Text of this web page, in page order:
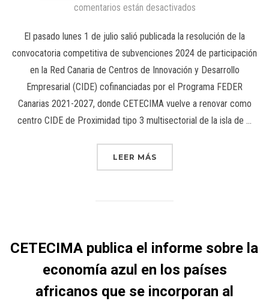
comentarios están desactivados
El pasado lunes 1 de julio salió publicada la resolución de la
convocatoria competitiva de subvenciones 2024 de participación
en la Red Canaria de Centros de Innovación y Desarrollo
Empresarial (CIDE) cofinanciadas por el Programa FEDER
Canarias 2021-2027, donde CETECIMA vuelve a renovar como
centro CIDE de Proximidad tipo 3 multisectorial de la isla de …
LEER MÁS
CETECIMA publica el informe sobre la
economía azul en los países
africanos que se incorporan al